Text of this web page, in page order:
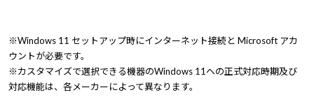
※Windows 11 セットアップ時にインターネット接続と Microsoft アカ
ウントが必要です。
※カスタマイズで選択できる機器のWindows 11への正式対応時期及び
対応機能は、各メーカーによって異なります。